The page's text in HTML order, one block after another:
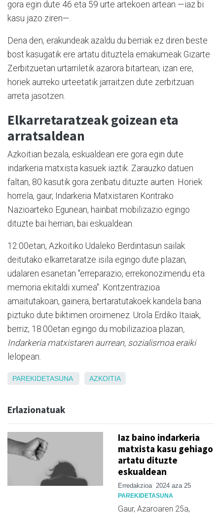
gora egin dute 46 eta 59 urte artekoen artean —iaz bi
kasu jazo ziren—.
Dena den, erakundeak azaldu du berriak ez diren beste
bost kasugatik ere artatu dituztela emakumeak Gizarte
Zerbitzuetan urtarriletik azarora bitartean; izan ere,
horiek aurreko urteetatik jarraitzen dute zerbitzuan
arreta jasotzen.
Elkarretaratzeak goizean eta
arratsaldean
Azkoitian bezala, eskualdean ere gora egin dute
indarkeria matxista kasuek iaztik. Zarauzko datuen
faltan, 80 kasutik gora zenbatu dituzte aurten. Horiek
horrela, gaur, Indarkeria Matxistaren Kontrako
Nazioarteko Egunean, hainbat mobilizazio egingo
dituzte bai herrian, bai eskualdean.
12:00etan, Azkoitiko Udaleko Berdintasun sailak
deitutako elkarretaratze isila egingo dute plazan,
udalaren esanetan "erreparazio, errekonozimendu eta
memoria ekitaldi xumea". Kontzentrazioa
amaitutakoan, gainera, bertaratutakoek kandela bana
piztuko dute biktimen oroimenez. Urola Erdiko Itaiak,
berriz, 18:00etan egingo du mobilizazioa plazan,
Indarkeria matxistaren aurrean, sozialismoa eraiki
lelopean.
PAREKIDETASUNA AZKOITIA
Erlazionatuak
Iaz baino indarkeria
matxista kasu gehiago
artatu dituzte
eskualdean
Erredakzioa 2024 aza 25
PAREKIDETASUNA
Gaur, Azaroaren 25a,